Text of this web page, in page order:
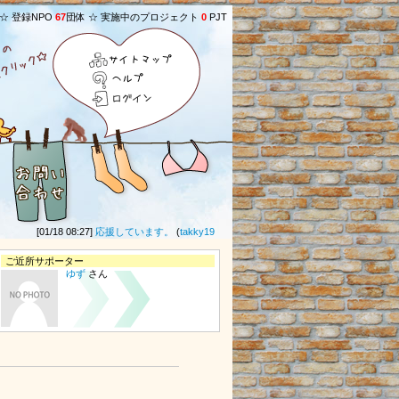
登録NPO 67団体 ☆ 実施中のプロジェクト 0 PJT
サイトマップ
ヘルプ
ログイン
[01/18 08:27]応援しています。 takky1961 さん) ★[11/20 10:50]ひとりじゃない
ご近所サポーター
ゆず さん